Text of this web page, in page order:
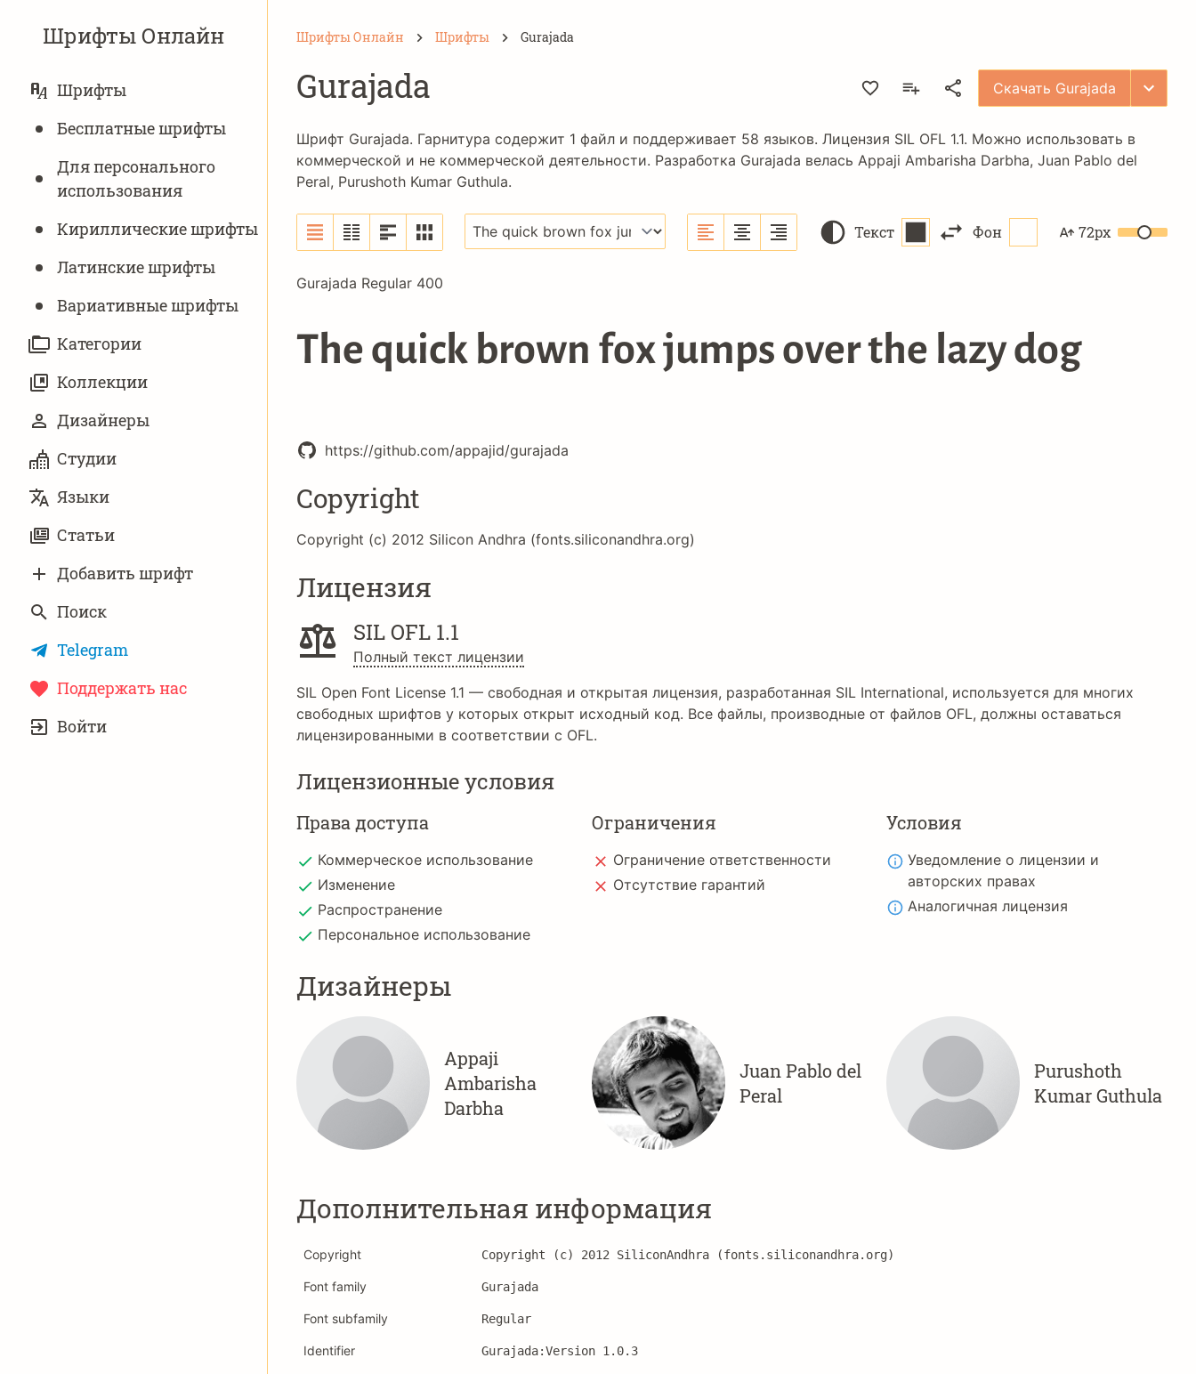
Шрифты Онлайн
НАВИГАЦИЯ
Шрифты
Бесплатные шрифты
Для персонального
использования
Кириллические шрифты
Латинские шрифты
Вариативныe шрифты
Категории
Коллекции
Дизайнеры
Студии
Языки
Статьи
Добавить шрифт
Поиск
Telegram
Поддержать нас
ЗАПИСЬ
Войти
Шрифты Онлайн Шрифты Gurajada
Gurajada Скачать Gurajada
Шрифт Gurajada. Гарнитура содержит 1 файл и поддерживает 58 языков. Лицензия SIL OFL 1.1. Можно использовать в
коммерческой и не коммерческой деятельности. Разработка Gurajada велась Appaji Ambarisha Darbha, Juan Pablo del
Peral, Purushoth Kumar Guthula.
Текст Фон 72px
Gurajada Regular 400
The quick brown fox jumps over the lazy dog
https://github.com/appajid/gurajada
Copyright
Copyright (c) 2012 Silicon Andhra (fonts.siliconandhra.org)
Лицензия
SIL OFL 1.1
Полный текст лицензии
SIL Open Font License 1.1 — свободная и открытая лицензия, разработанная SIL International, используется для многих
свободных шрифтов у которых открыт исходный код. Все файлы, производные от файлов OFL, должны оставаться
лицензированными в соответствии с OFL.
Лицензионные условия
Права доступа
Коммерческое использование
Изменение
Распространение
Персональное использование
Ограничения
Ограничение ответственности
Отсутствие гарантий
Условия
Уведомление о лицензии и
авторских правах
Аналогичная лицензия
Дизайнеры
Appaji
Ambarisha
Darbha
Juan Pablo del
Peral
Purushoth
Kumar Guthula
Дополнительная информация
Copyright Copyright (c) 2012 SiliconAndhra (fonts.siliconandhra.org)
Font family Gurajada
Font subfamily Regular
Identifier Gurajada:Version 1.0.3